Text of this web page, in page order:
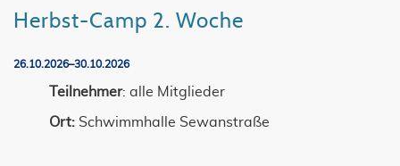
Herbst-Camp 2. Woche
26.10.2026–30.10.2026
Teilnehmer: alle Mitglieder
Ort: Schwimmhalle Sewanstraße